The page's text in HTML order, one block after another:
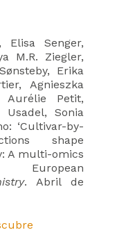
Elisa Senger,
M.R. Ziegler,
Erika
Agnieszka
Aurélie Petit,
Usadel, Sonia
‘Cultivar-by-
shape
A multi-omics
European
. Abril de